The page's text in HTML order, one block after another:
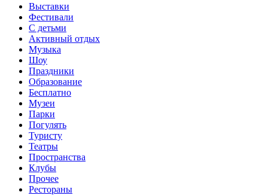
Выставки
Фестивали
С детьми
Активный отдых
Музыка
Шоу
Праздники
Образование
Бесплатно
Музеи
Парки
Погулять
Туристу
Театры
Пространства
Клубы
Прочее
Рестораны